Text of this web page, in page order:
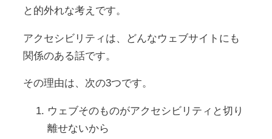
と的外れな考えです。
アクセシビリティは、どんなウェブサイトにも
関係のある話です。
その理由は、次の3つです。
ウェブそのものがアクセシビリティと切り
離せないから